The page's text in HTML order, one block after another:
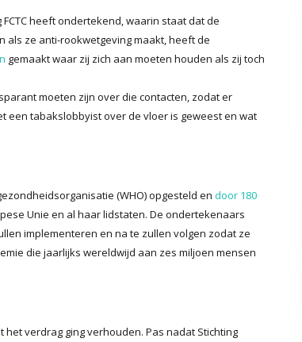
heeft ondertekend, waarin staat dat de
ze anti-rookwetgeving maakt, heeft de
gemaakt waar zij zich aan moeten houden als zij toch
moeten zijn over die contacten, zodat er
een tabakslobbyist over de vloer is geweest en wat
(WHO) opgesteld en door 180
Unie en al haar lidstaten. De ondertekenaars
implementeren en na te zullen volgen zodat ze
die jaarlijks wereldwijd aan zes miljoen mensen
verdrag ging verhouden. Pas nadat Stichting